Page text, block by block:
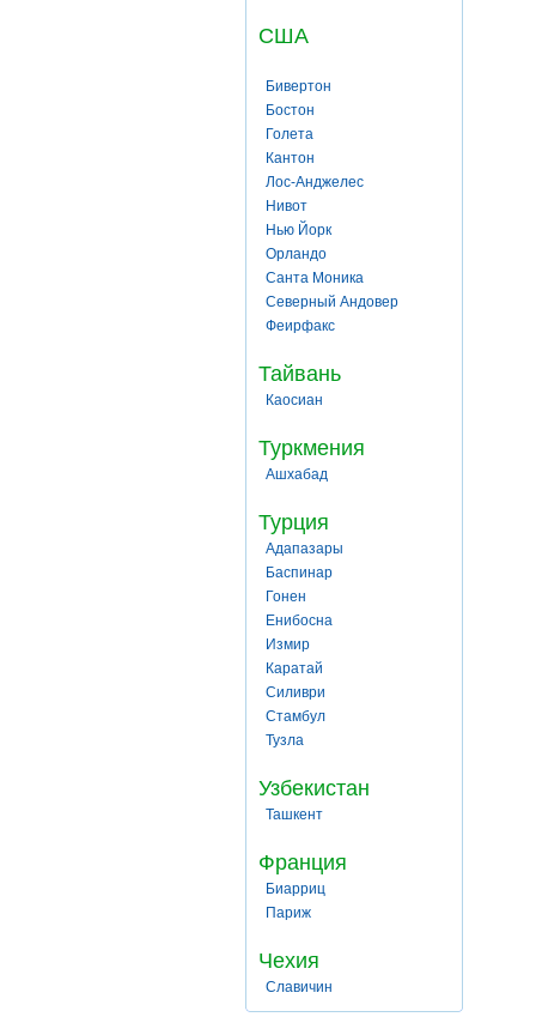
США
Бивертон
Бостон
Голета
Кантон
Лос-Анджелес
Нивот
Нью Йорк
Орландо
Санта Моника
Северный Андовер
Феирфакс
Тайвань
Каосиан
Туркмения
Ашхабад
Турция
Адапазары
Баспинар
Гонен
Енибосна
Измир
Каратай
Силиври
Стамбул
Тузла
Узбекистан
Ташкент
Франция
Биарриц
Париж
Чехия
Славичин